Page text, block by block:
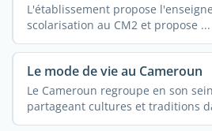
L'établissement propose
scolarisation au CM2 et propose ...
Le mode de vie au Cameroun
Le Cameroun regroupe en son
partageant cultures et traditions